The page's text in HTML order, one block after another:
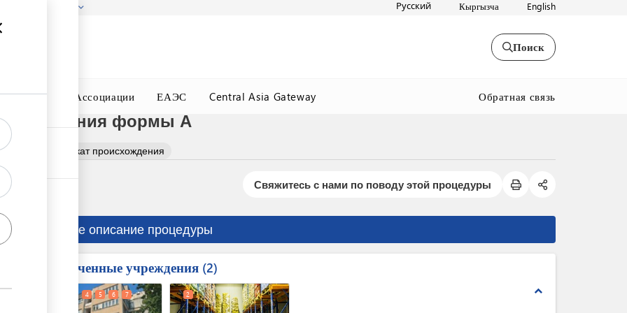
Русский Кыргызча English
Поиск
Окна Ассоциации ЕАЭС Central Asia Gateway Обратная связь
формы А
сертификат происхождения
Свяжитесь с нами по поводу этой процедуры
Краткое описание процедуры
Вовлеченные учреждения 2
expand_less
4 5 6 7 2